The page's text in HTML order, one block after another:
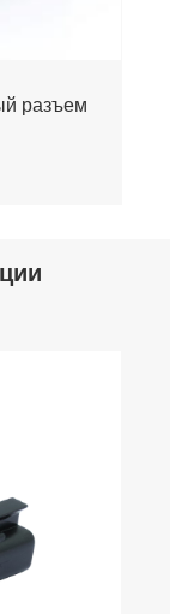
разъем